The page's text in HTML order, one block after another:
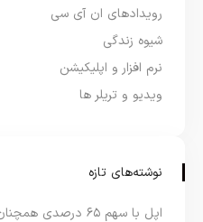
رویدادهای ان آی سی
شیوه زندگی
نرم افزار و اپلیکیشن
ویدیو و تریلر ها
نوشته‌های تازه
اپل با سهم ۶۵